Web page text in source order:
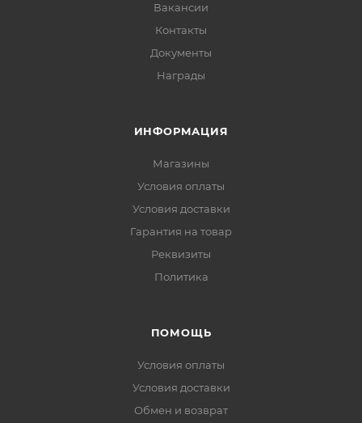
Вакансии
Контакты
Документы
Награды
ИНФОРМАЦИЯ
Магазины
Условия оплаты
Условия доставки
Гарантия на товар
Реквизиты
Политика
ПОМОЩЬ
Условия оплаты
Условия доставки
Обмен и возврат